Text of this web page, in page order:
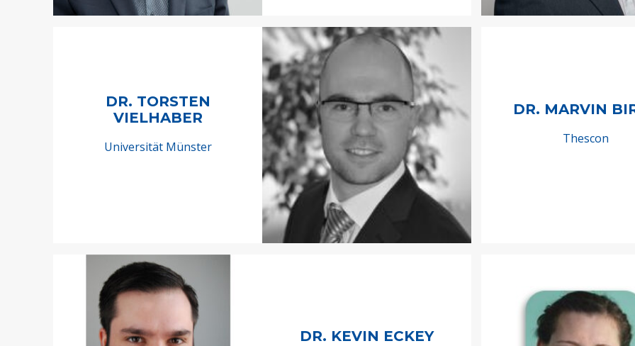
DR. TORSTEN
VIELHABER
Universität Münster
DR. MARVIN
Thescon
DR. KEVIN ECKEY